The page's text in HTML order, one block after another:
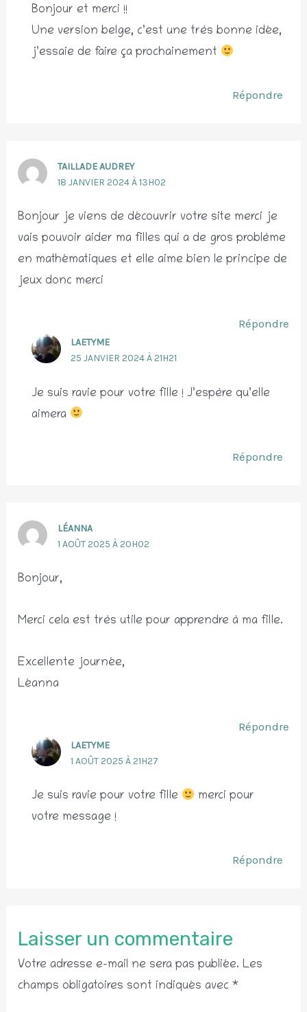
Bonjour et merci !!
Une version belge, c’est une très bonne idée,
j’essaie de faire ça prochainement
Répondre
TAILLADE AUDREY
18 JANVIER 2024 À 13H02
Bonjour je viens de découvrir votre site merci je
vais pouvoir aider ma filles qui a de gros problème
en mathématiques et elle aime bien le principe de
jeux donc merci
Répondre
LAETYME
25 JANVIER 2024 À 21H21
Je suis ravie pour votre fille ! J’espère qu’elle
aimera
Répondre
LÉANNA
1 AOÛT 2025 À 20H02
Bonjour,
Merci cela est très utile pour apprendre à ma fille.
Excellente journée,
Léanna
Répondre
LAETYME
1 AOÛT 2025 À 21H27
Je suis ravie pour votre fille
merci pour
votre message !
Répondre
Laisser un commentaire
Votre adresse e-mail ne sera pas publiée. Les
champs obligatoires sont indiqués avec*